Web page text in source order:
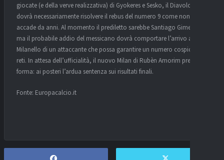
giocate (e della verve realizzativa) di Gyokeres e Sesko, il Diavolo
dovrà necessariamente risolvere il rebus del numero 9 come non
accade da anni. Al momento il prediletto sarebbe Santiago Gimenez,
ma il probabile addio del messicano dovrà comportare l’arrivo a
Milanello di un attaccante che possa garantire un numero cospicuo di
reti. In attesa dell’ufficialità, il nuovo Milan di Rubèn Amorim prende
forma: ai posteri l’ardua sentenza sui risultati finali.
Fonte: Europacalcio.it